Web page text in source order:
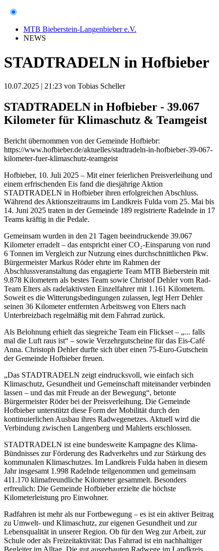
MTB Bieberstein-Langenbieber e.V.
NEWS
STADTRADELN in Hofbieber
10.07.2025 | 21:23 von Tobias Scheller
STADTRADELN in Hofbieber - 39.067
Kilometer für Klimaschutz & Teamgeist
Bericht übernommen von der Gemeinde Hofbiebr:
https://www.hofbieber.de/aktuelles/stadtradeln-in-hofbieber-39-067-
kilometer-fuer-klimaschutz-teamgeist
Hofbieber, 10. Juli 2025 – Mit einer feierlichen Preisverleihung und
einem erfrischenden Eis fand die diesjährige Aktion
STADTRADELN in Hofbieber ihren erfolgreichen Abschluss.
Während des Aktionszeitraums im Landkreis Fulda vom 25. Mai bis
14. Juni 2025 traten in der Gemeinde 189 registrierte Radelnde in 17
Teams kräftig in die Pedale.
Gemeinsam wurden in den 21 Tagen beeindruckende 39.067
Kilometer erradelt – das entspricht einer CO₂-Einsparung von rund
6 Tonnen im Vergleich zur Nutzung eines durchschnittlichen Pkw.
Bürgermeister Markus Röder ehrte im Rahmen der
Abschlussveranstaltung das engagierte Team MTB Bieberstein mit
9.878 Kilometern als bestes Team sowie Christof Dehler vom Rad-
Team Elters als radelaktivsten Einzelfahrer mit 1.161 Kilometern.
Soweit es die Witterungsbedingungen zulassen, legt Herr Dehler
seinen 36 Kilometer entfernten Arbeitsweg von Elters nach
Unterbreizbach regelmäßig mit dem Fahrrad zurück.
Als Belohnung erhielt das siegreiche Team ein Flickset – „... falls
mal die Luft raus ist“ – sowie Verzehrgutscheine für das Eis-Café
Anna. Christoph Dehler durfte sich über einen 75-Euro-Gutschein
der Gemeinde Hofbieber freuen.
„Das STADTRADELN zeigt eindrucksvoll, wie einfach sich
Klimaschutz, Gesundheit und Gemeinschaft miteinander verbinden
lassen – und das mit Freude an der Bewegung“, betonte
Bürgermeister Röder bei der Preisverleihung. Die Gemeinde
Hofbieber unterstützt diese Form der Mobilität durch den
kontinuierlichen Ausbau ihres Radwegenetzes. Aktuell wird die
Verbindung zwischen Langenberg und Mahlerts erschlossen.
STADTRADELN ist eine bundesweite Kampagne des Klima-
Bündnisses zur Förderung des Radverkehrs und zur Stärkung des
kommunalen Klimaschutzes. Im Landkreis Fulda haben in diesem
Jahr insgesamt 1.998 Radelnde teilgenommen und gemeinsam
411.170 klimafreundliche Kilometer gesammelt. Besonders
erfreulich: Die Gemeinde Hofbieber erzielte die höchste
Kilometerleistung pro Einwohner.
Radfahren ist mehr als nur Fortbewegung – es ist ein aktiver Beitrag
zu Umwelt- und Klimaschutz, zur eigenen Gesundheit und zur
Lebensqualität in unserer Region. Ob für den Weg zur Arbeit, zur
Schule oder als Freizeitaktivität: Das Fahrrad ist ein nachhaltiger
Begleiter im Alltag. Die gut ausgebauten Radwege im Landkreis